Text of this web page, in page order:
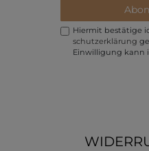
Hiermit bestätige
schutz­erklärung
Einwilligung kann